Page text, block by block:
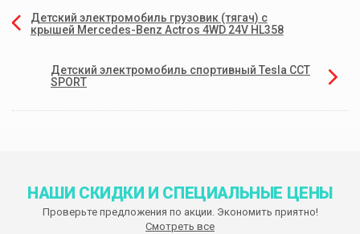
Детский электромобиль грузовик (тягач) с
крышей Mercedes-Benz Actros 4WD 24V HL358
Детский электромобиль спортивный Tesla CCT
SPORT
НАШИ СКИДКИ И СПЕЦИАЛЬНЫЕ ЦЕНЫ
Проверьте предложения по акции. Экономить приятно!
Смотреть все